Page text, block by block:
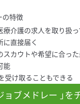
の特徴
療介護の求人を取り扱っ
に直接届く
スカウトや希望に合っ
能
受け取ることもできる
ョブメドレー 」を